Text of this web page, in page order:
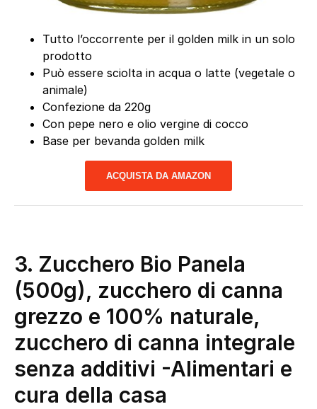
Tutto l’occorrente per il golden milk in un solo
prodotto
Può essere sciolta in acqua o latte (vegetale o
animale)
Confezione da 220g
Con pepe nero e olio vergine di cocco
Base per bevanda golden milk
ACQUISTA DA AMAZON
3. Zucchero Bio Panela
(500g), zucchero di canna
grezzo e 100% naturale,
zucchero di canna integrale
senza additivi -Alimentari e
cura della casa